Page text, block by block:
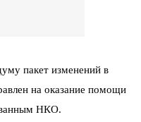
пакет изменений в
на оказание помощи
НКО.